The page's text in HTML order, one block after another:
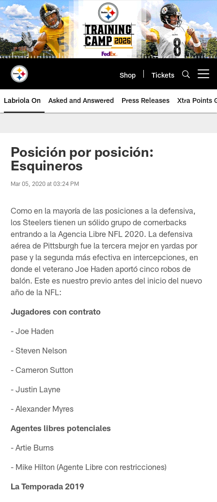
Skip
to
main
content
Shop Tickets
Labriola On Asked and Answered Press Releases Xtra Points
Posición por posición:
Esquineros
Mar 05, 2020 at 03:24 PM
Como en la mayoría de las posiciones a la defensiva,
los Steelers tienen un sólido grupo de cornerbacks
entrando a la Agencia Libre NFL 2020. La defensiva
aérea de Pittsburgh fue la tercera mejor en yardas por
pase y la segunda más efectiva en intercepciones, en
donde el veterano Joe Haden aportó cinco robos de
balón. Este es nuestro previo antes del inicio del nuevo
año de la NFL:
Jugadores con contrato
- Joe Haden
- Steven Nelson
- Cameron Sutton
- Justin Layne
- Alexander Myres
Agentes libres potenciales
- Artie Burns
- Mike Hilton (Agente Libre con restricciones)
La Temporada 2019